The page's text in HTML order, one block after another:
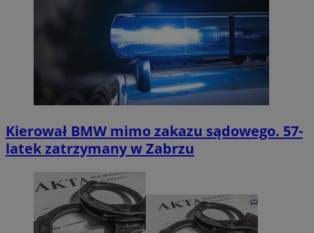
Kierował BMW mimo zakazu sądowego. 57-
latek zatrzymany w Zabrzu